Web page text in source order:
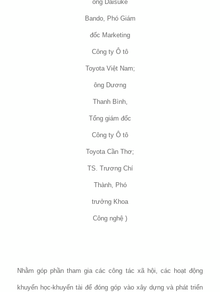
ông Daisuke
Bando, Phó Giám
đốc Marketing
Công ty Ô tô
Toyota Việt Nam;
ông Dương
Thanh Bình,
Tổng giám đốc
Công ty Ô tô
Toyota Cần Thơ;
TS. Trương Chí
Thành, Phó
trưởng Khoa
Công nghệ )
Nhằm góp phần tham gia các công tác xã hội, các hoạt động
khuyến học-khuyến tài để đóng góp vào xây dựng và phát triển